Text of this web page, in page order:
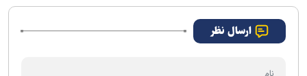
ارسال نظر